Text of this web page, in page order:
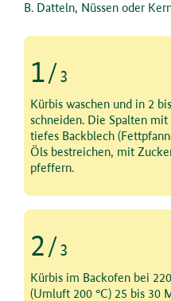
B. Datteln, Nüssen oder
1/ 3
Schritt 1 von 3
Kürbis waschen und in 2
schneiden. Die Spalten
tiefes Backblech
Öls bestreichen, mit
pfeffern.
2 /3
Schritt 2 von 3
Kürbis im Backofen bei
(Umluft 200 °C) 25 bis 30